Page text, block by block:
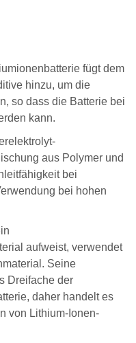
fügt dem
hinzu, um die
so dass die Batterie bei
kann.
aus Polymer und
bei
bei hohen
aufweist, verwendet
Seine
Dreifache der
daher handelt es
von Lithium-Ionen-